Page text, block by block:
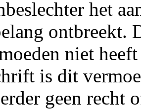
het
ontbreekt.
niet
is dit
geen recht